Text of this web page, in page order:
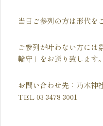
当日ご参列の方は形代を
ご参列が叶わない方には
輪守」をお送り致します。
お問い合わせ先：乃木神
TEL 03-3478-3001